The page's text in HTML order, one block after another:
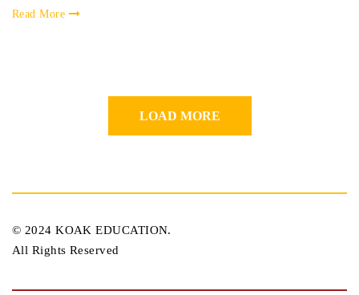
Read More
LOAD MORE
© 2024 KOAK EDUCATION.
All Rights Reserved